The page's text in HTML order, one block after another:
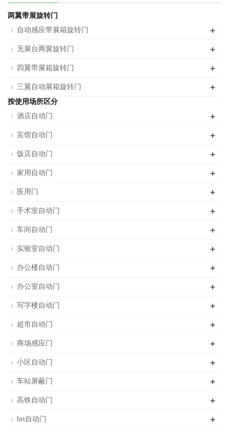
两翼带展旋转门
自动感应带展箱旋转门
+
无展台两翼旋转门 +
四翼带展箱旋转门 +
三翼自动展箱旋转门 +
按使用场所区分
酒店自动门
+
宾馆自动门 +
饭店自动门 +
家用自动门 +
医用门 +
手术室自动门 +
车间自动门 +
实验室自动门 +
办公楼自动门 +
办公室自动门 +
写字楼自动门 +
超市自动门 +
商场感应门 +
小区自动门 +
车站屏蔽门 +
高铁自动门 +
brt自动门 +